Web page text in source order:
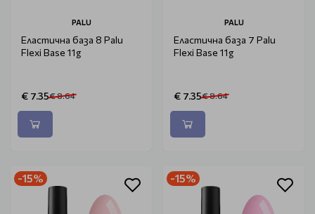
PALU
Еластична база 8 Palu
Flexi Base 11g
€ 7.35€ 8.64
PALU
Еластична база 7 Palu
Flexi Base 11g
€ 7.35€ 8.64
-15% -15%